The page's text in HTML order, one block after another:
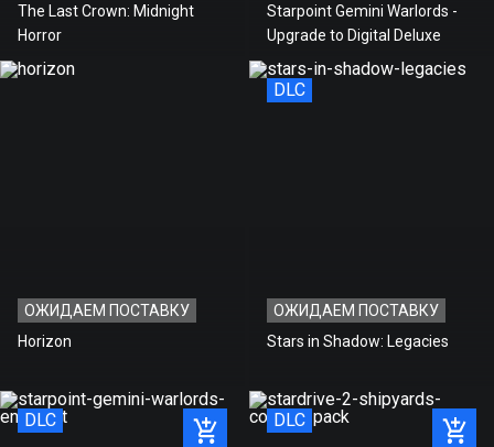
The Last Crown: Midnight
Horror
Starpoint Gemini Warlords -
Upgrade to Digital Deluxe
ОЖИДАЕМ ПОСТАВКУ
Horizon
DLC
ОЖИДАЕМ ПОСТАВКУ
Stars in Shadow: Legacies
DLC DLC